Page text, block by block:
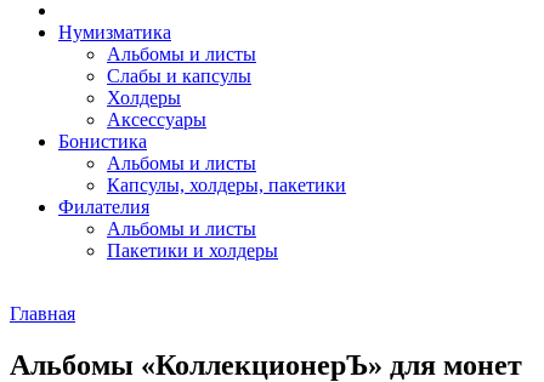
Нумизматика
Альбомы и листы
Слабы и капсулы
Холдеры
Аксессуары
Бонистика
Альбомы и листы
Капсулы, холдеры, пакетики
Филателия
Альбомы и листы
Пакетики и холдеры
Главная
Альбомы «КоллекционерЪ» для монет